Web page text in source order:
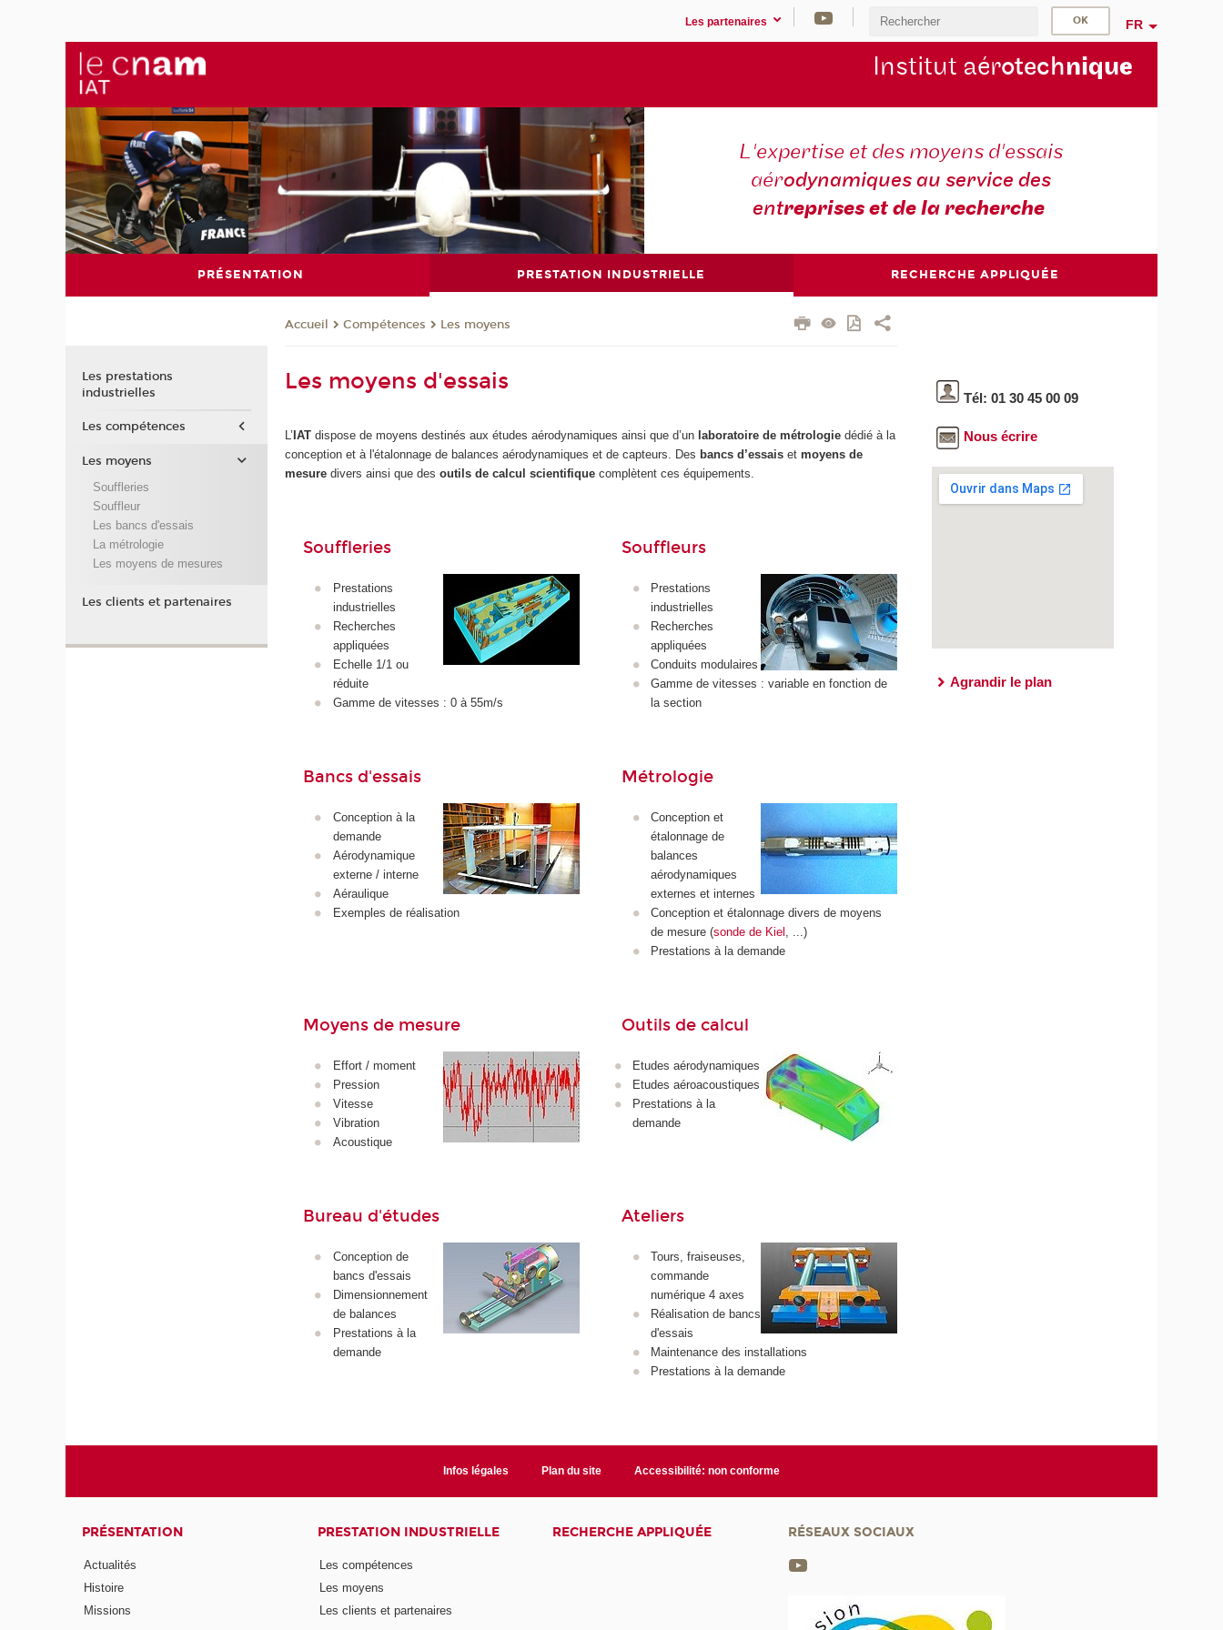
Les partenaires FR
Institut aérotechnique
L'expertise et des moyens d'essais
aérodynamiques au service des
entreprises et de la recherche
PRÉSENTATION PRESTATION INDUSTRIELLE RECHERCHE APPLIQUÉE
Accueil Compétences Les moyens
Les moyens d'essais
L’ IATdispose de moyens destinés aux études aérodynamiques ainsi que d’un laboratoire de métrologie dédié à la
conception et à l'étalonnage de balances aérodynamiques et de capteurs. Des bancs d’essais etmoyens de
mesure divers ainsi que desoutils de calcul scientifique complètent ces équipements.
Souffleries
Prestations
industrielles
Recherches
appliquées
Echelle 1/1 ou
réduite
Gamme de vitesses : 0 à 55m/s
Souffleurs
Prestations
industrielles
Recherches
appliquées
Conduits modulaires
Gamme de vitesses : variable en fonction de
la section
Bancs d'essais
Conception à la
demande
Aérodynamique
externe / interne
Aéraulique
Exemples de réalisation
Métrologie
Conception et
étalonnage de
balances
aérodynamiques
externes et internes
Conception et étalonnage divers de moyens
de mesure (sonde de Kiel
, ...)
Prestations à la demande
Moyens de mesure
Effort / moment
Pression
Vitesse
Vibration
Acoustique
Outils de calcul
Etudes aérodynamiques
Etudes aéroacoustiques
Prestations à la
demande
Bureau d'études
Conception de
bancs d'essais
Dimensionnement
de balances
Prestations à la
demande
Ateliers
Tours, fraiseuses,
commande
numérique 4 axes
Réalisation de bancs
d'essais
Maintenance des installations
Prestations à la demande
Tél: 01 30 45 00 09
Nous écrire
Agrandir le plan
Les prestations
industrielles
Les compétences
Les moyens
Souffleries
Souffleur
Les bancs d'essais
La métrologie
Les moyens de mesures
Les clients et partenaires
Infos légales Plan du site Accessibilité: non conforme
PRÉSENTATION
Actualités
Histoire
Missions
PRESTATION INDUSTRIELLE
Les compétences
Les moyens
Les clients et partenaires
RECHERCHE APPLIQUÉE RÉSEAUX SOCIAUX